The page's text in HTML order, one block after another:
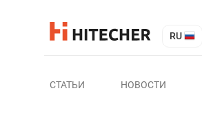
RU
СТАТЬИ НОВОСТИ